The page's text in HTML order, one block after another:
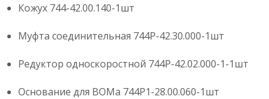
Кожух 744-42.00.140-1шт
Муфта соединительная 744Р-42.30.000-1шт
Редуктор односкоростной 744Р-42.02.000-1-1шт
Основание для ВОМа 744Р1-28.00.060-1шт